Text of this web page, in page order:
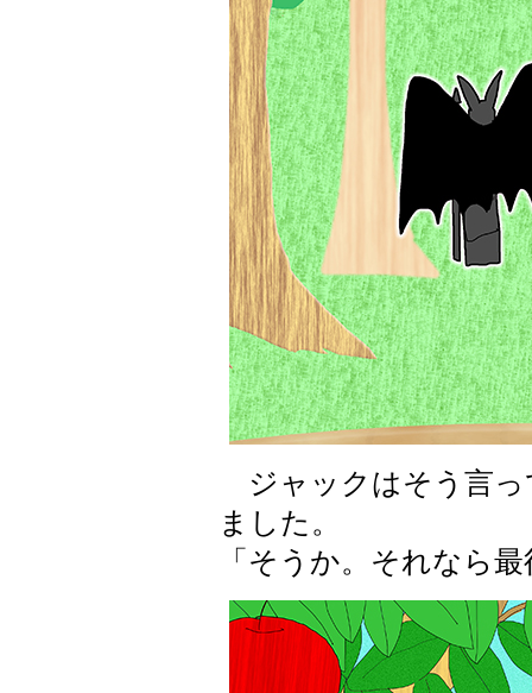
ジャックはそう言っ
ました。
「そうか。それなら